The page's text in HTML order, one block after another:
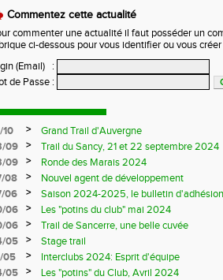
Commentez cette actualité
commenter une actualité il faut posséder un
ci-dessous pour vous identifier ou vous
(Email)
:
de Passe :
10 >
Grand Trail d'Auvergne
09
>
Trail du Sancy, 21 et 22 septembre 2024
09
>
Ronde des Marais 2024
08
>
Nouvel agent de développement
06
>
Saison 2024-2025, le bulletin
06
>
Les "potins du club" mai 2024
06
>
Trail de Sancerre, une belle cuvée
05
>
Stage trail
05
>
Interclubs 2024: Esprit d'équipe
05
>
Les "potins" du Club, Avril 2024